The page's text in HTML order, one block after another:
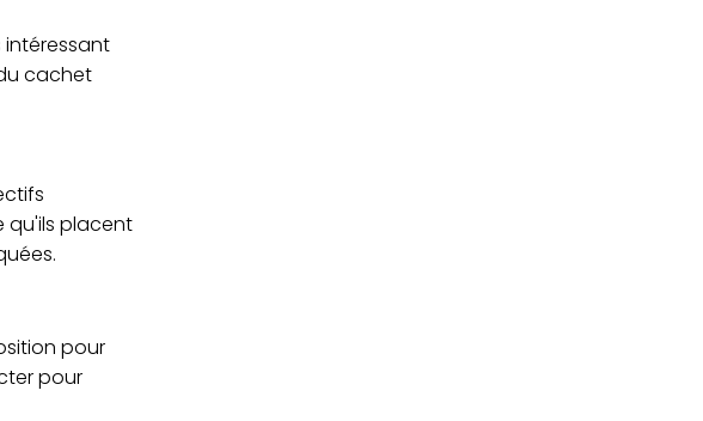
intéressant
cachet
qu'ils placent
pour
pour